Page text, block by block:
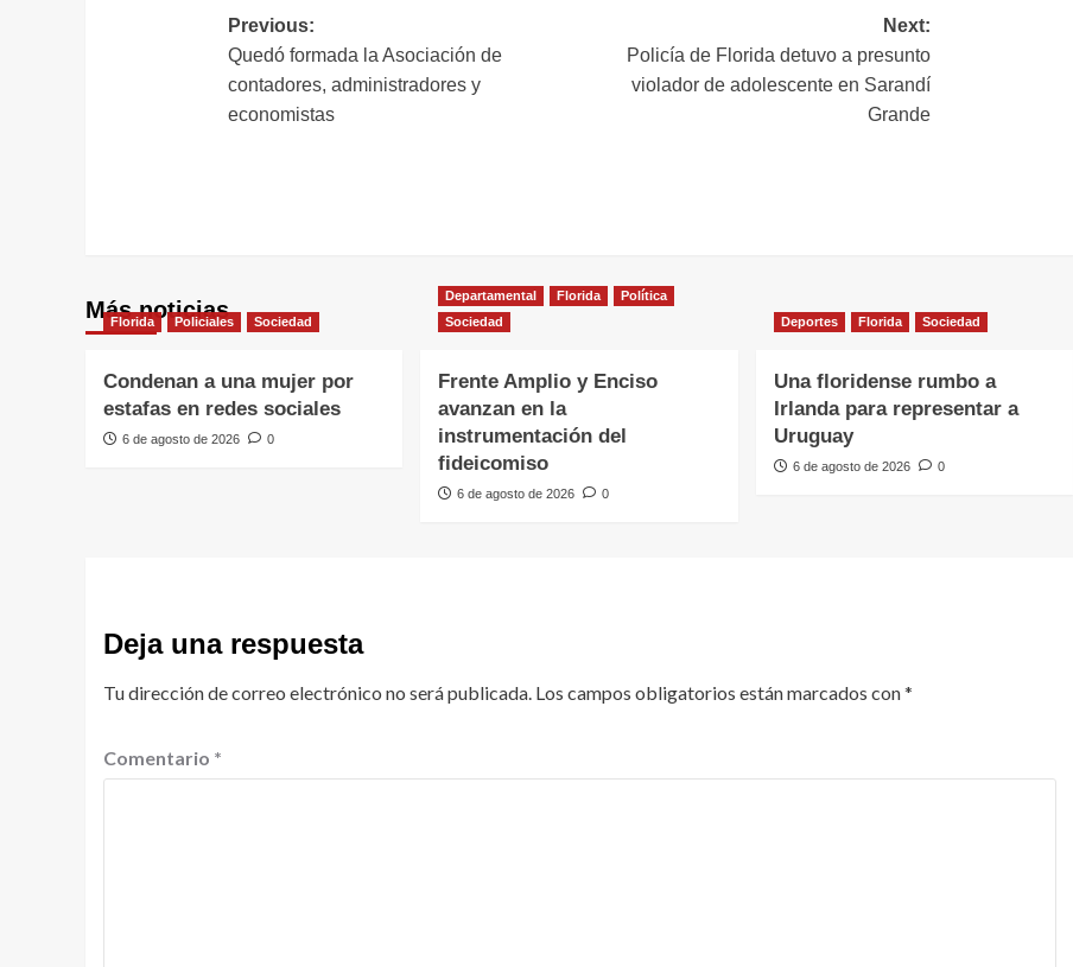
Navegación
de
entradas
Previous:
Quedó formada la Asociación de
contadores, administradores y
economistas
Next:
Policía de Florida detuvo a presunto
violador de adolescente en Sarandí
Grande
Más noticias
Florida Policiales Sociedad
Condenan a una mujer por
estafas en redes sociales
6 de agosto de 2026 0
Departamental Florida
Política
Sociedad
Frente Amplio y Enciso
avanzan en la
instrumentación del
fideicomiso
6 de agosto de 2026 0
Deportes Florida Sociedad
Una floridense rumbo a
Irlanda para representar a
Uruguay
6 de agosto de 2026 0
Deja una respuesta
Tu dirección de correo electrónico no será publicada. Los campos obligatorios están marcados con*
Comentario *